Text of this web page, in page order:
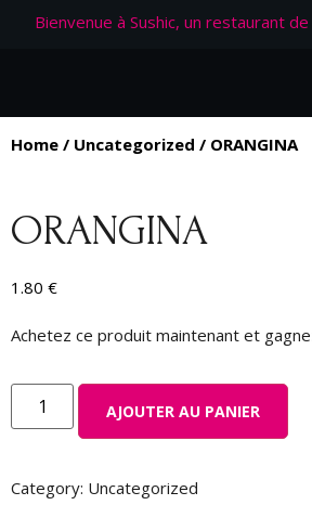
Bienvenue à Sushic, un restaurant
Home / Uncategorized / ORANGINA
ORANGINA
1.80 €
Achetez ce produit maintenant et
AJOUTER AU PANIER
Category: Uncategorized